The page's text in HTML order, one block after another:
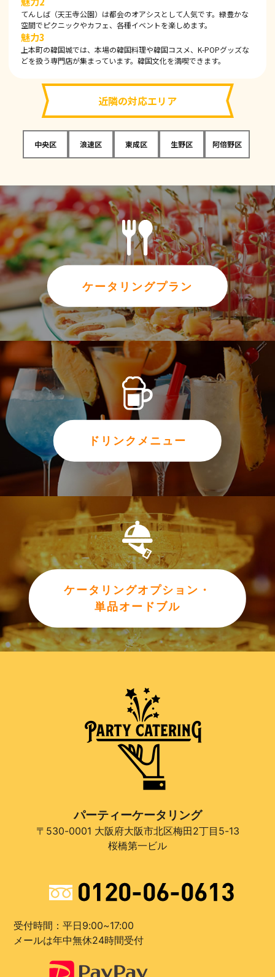
てんしば（天王寺公園）は都会のオアシスとして人気です。緑豊かな
空間でピクニックやカフェ、各種イベントを楽しめます。
魅力3
上本町の韓国城では、本場の韓国料理や韓国コスメ、K-POPグッズな
どを扱う専門店が集まっています。韓国文化を満喫できます。
近隣の対応エリア
中央区 浪速区 東成区 生野区 阿倍野区
ケータリングプラン
ドリンクメニュー
ケータリングオプション・
単品オードブル
パーティーケータリング
〒530-0001 大阪府大阪市北区梅田2丁目5-13
桜橋第一ビル
受付時間：平日9:00~17:00
メールは年中無休24時間受付